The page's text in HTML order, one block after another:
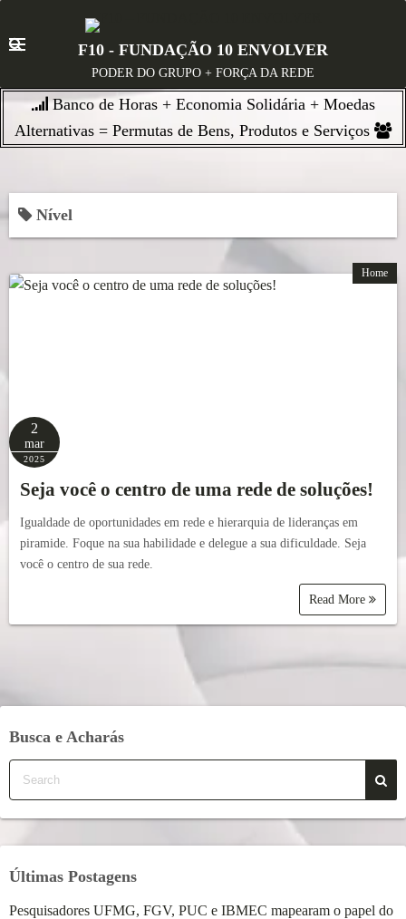
t
c
t
F10 - FUNDAÇÃO 10 ENVOLVER
PODER DO GRUPO + FORÇA DA REDE
Banco de Horas + Economia Solidária + Moedas
Alternativas = Permutas de Bens, Produtos e Serviços
Nível
Home
2
mar
2025
Seja você o centro de uma rede de soluções!
Igualdade de oportunidades em rede e hierarquia de lideranças em
piramide. Foque na sua habilidade e delegue a sua dificuldade. Seja
você o centro de sua rede.
Read More
Busca e Acharás
Últimas Postagens
Pesquisadores UFMG, FGV, PUC e IBMEC mapearam o papel do